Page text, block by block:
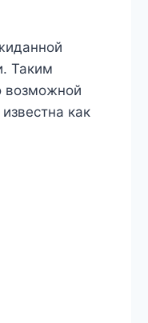
Таким
возможной
как